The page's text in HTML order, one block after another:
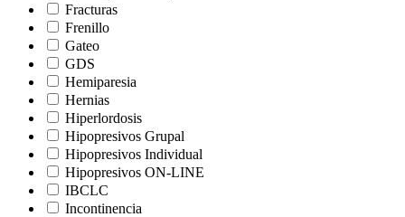
Fracturas
Frenillo
Gateo
GDS
Hemiparesia
Hernias
Hiperlordosis
Hipopresivos Grupal
Hipopresivos Individual
Hipopresivos ON-LINE
IBCLC
Incontinencia